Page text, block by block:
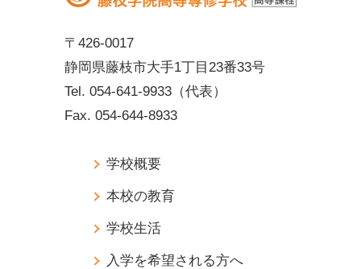
〒426-0017
静岡県藤枝市大手1丁目23番33号
Tel. 054-641-9933（代表）
Fax. 054-644-8933
学校概要
本校の教育
学校生活
入学を希望される方へ